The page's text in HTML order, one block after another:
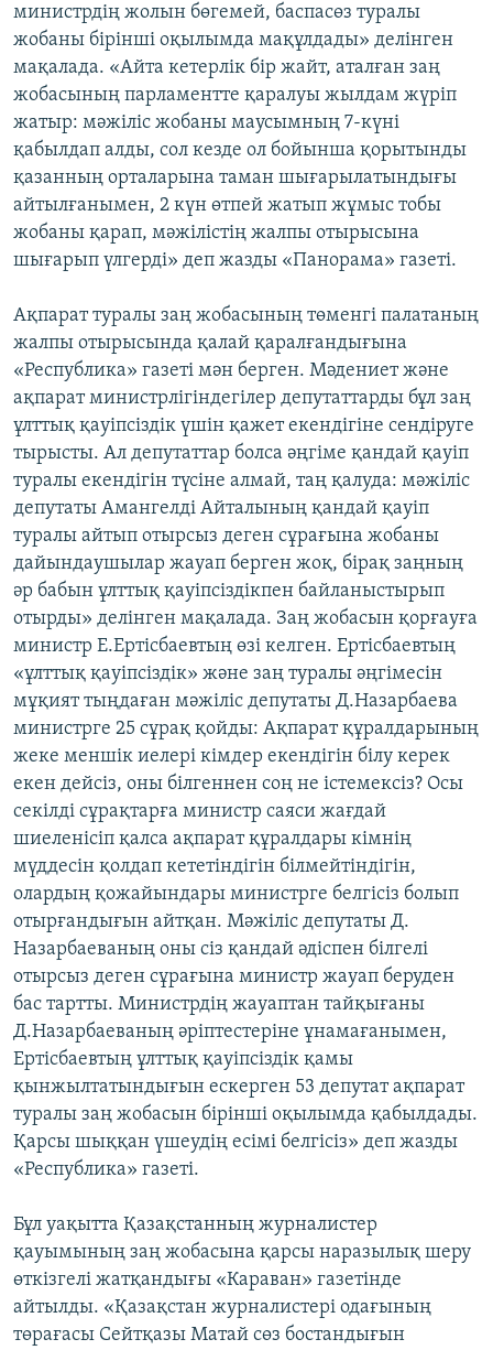
министрдің жолын бөгемей, баспасөз туралы
жобаны бірінші оқылымда мақұлдады» делінген
мақалада. «Айта кетерлік бір жайт, аталған заң
жобасының парламентте қаралуы жылдам жүріп
жатыр: мәжіліс жобаны маусымның 7-күні
қабылдап алды, сол кезде ол бойынша қорытынды
қазанның орталарына таман шығарылатындығы
айтылғанымен, 2 күн өтпей жатып жұмыс тобы
жобаны қарап, мәжілістің жалпы отырысына
шығарып үлгерді» деп жазды «Панорама» газеті.
Ақпарат туралы заң жобасының төменгі палатаның
жалпы отырысында қалай қаралғандығына
«Республика» газеті мән берген. Мәдениет және
ақпарат министрлігіндегілер депутаттарды бұл заң
ұлттық қауіпсіздік үшін қажет екендігіне сендіруге
тырысты. Ал депутаттар болса әңгіме қандай қауіп
туралы екендігін түсіне алмай, таң қалуда: мәжіліс
депутаты Амангелді Айталының қандай қауіп
туралы айтып отырсыз деген сұрағына жобаны
дайындаушылар жауап берген жоқ, бірақ заңның
әр бабын ұлттық қауіпсіздікпен байланыстырып
отырды» делінген мақалада. Заң жобасын қорғауға
министр Е.Ертісбаевтың өзі келген. Ертісбаевтың
«ұлттық қауіпсіздік» және заң туралы әңгімесін
мұқият тыңдаған мәжіліс депутаты Д.Назарбаева
министрге 25 сұрақ қойды: Ақпарат құралдарының
жеке меншік иелері кімдер екендігін білу керек
екен дейсіз, оны білгеннен соң не істемексіз? Осы
секілді сұрақтарға министр саяси жағдай
шиеленісіп қалса ақпарат құралдары кімнің
мүддесін қолдап кететіндігін білмейтіндігін,
олардың қожайындары министрге белгісіз болып
отырғандығын айтқан. Мәжіліс депутаты Д.
Назарбаеваның оны сіз қандай әдіспен білгелі
отырсыз деген сұрағына министр жауап беруден
бас тартты. Министрдің жауаптан тайқығаны
Д.Назарбаеваның әріптестеріне ұнамағанымен,
Ертісбаевтың ұлттық қауіпсіздік қамы
қынжылтатындығын ескерген 53 депутат ақпарат
туралы заң жобасын бірінші оқылымда қабылдады.
Қарсы шыққан үшеудің есімі белгісіз» деп жазды
«Республика» газеті.
Бұл уақытта Қазақстанның журналистер
қауымының заң жобасына қарсы наразылық шеру
өткізгелі жатқандығы «Караван» газетінде
айтылды. «Қазақстан журналистері одағының
төрағасы Сейтқазы Матай сөз бостандығын